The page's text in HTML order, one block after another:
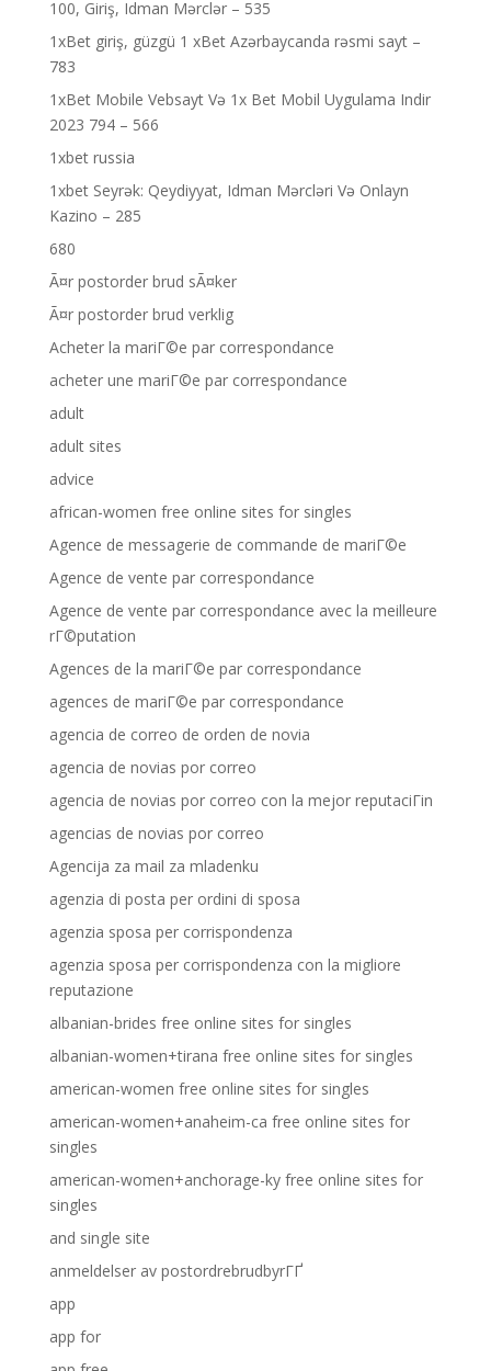
100, Giriş, Idman Mərclər – 535
1xBet giriş, güzgü 1 xBet Azərbaycanda rəsmi sayt –
783
1xBet Mobile Vebsayt Və 1x Bet Mobil Uygulama Indir
2023 794 – 566
1xbet russia
1xbet Seyrək: Qeydiyyat, Idman Mərcləri Və Onlayn
Kazino – 285
680
Ã¤r postorder brud sÃ¤ker
Ã¤r postorder brud verklig
Acheter la mariГ©e par correspondance
acheter une mariГ©e par correspondance
adult
adult sites
advice
african-women free online sites for singles
Agence de messagerie de commande de mariГ©e
Agence de vente par correspondance
Agence de vente par correspondance avec la meilleure
rГ©putation
Agences de la mariГ©e par correspondance
agences de mariГ©e par correspondance
agencia de correo de orden de novia
agencia de novias por correo
agencia de novias por correo con la mejor reputaciГіn
agencias de novias por correo
Agencija za mail za mladenku
agenzia di posta per ordini di sposa
agenzia sposa per corrispondenza
agenzia sposa per corrispondenza con la migliore
reputazione
albanian-brides free online sites for singles
albanian-women+tirana free online sites for singles
american-women free online sites for singles
american-women+anaheim-ca free online sites for
singles
american-women+anchorage-ky free online sites for
singles
and single site
anmeldelser av postordrebrudbyrГҐ
app
app for